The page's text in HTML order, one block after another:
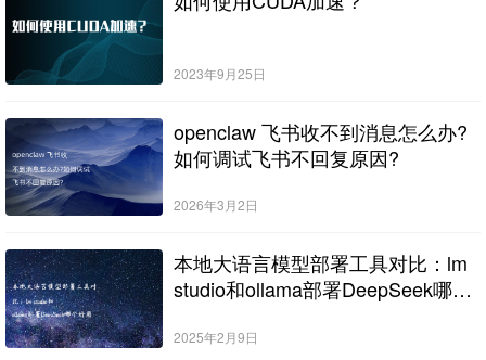
2023年9月25日
openclaw 飞书收不到消息怎么办?
如何调试飞书不回复原因?
2026年3月2日
本地大语言模型部署工具对比：lm
studio和ollama部署DeepSeek哪个
2025年2月9日